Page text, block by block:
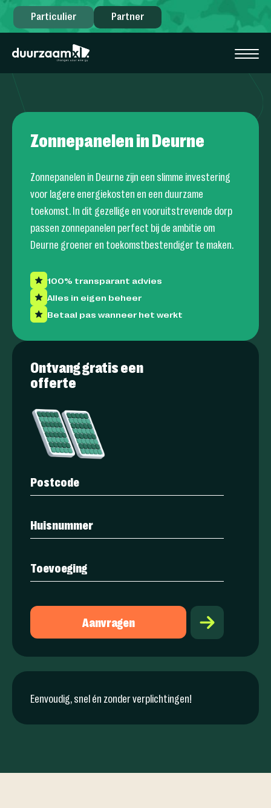
Particulier Partner
Zonnepanelen in Deurne
Zonnepanelen in Deurne zijn een slimme investering
voor lagere energiekosten en een duurzame
toekomst. In dit gezellige en vooruitstrevende dorp
passen zonnepanelen perfect bij de ambitie om
Deurne groener en toekomstbestendiger te maken.
100% transparant advies
Alles in eigen beheer
Betaal pas wanneer het werkt
Ontvang gratis een
offerte
Aanvragen
Eenvoudig, snel én zonder verplichtingen!